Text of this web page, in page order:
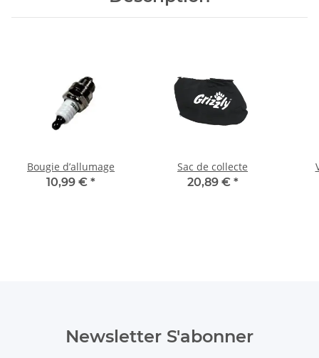
Bougie d’allumage
10,99 € *
Sac de collecte
20,89 € *
Newsletter S'abonner